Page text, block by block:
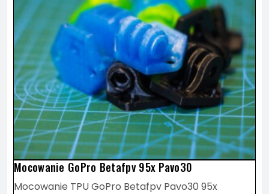
Mocowanie GoPro Betafpv 95x Pavo30
Mocowanie TPU GoPro Betafpv Pavo30 95x